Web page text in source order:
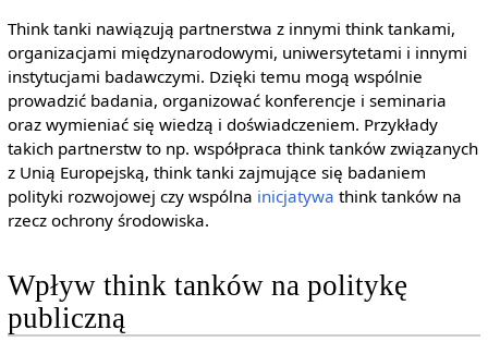
Think tanki nawiązują partnerstwa z innymi think tankami,
organizacjami międzynarodowymi, uniwersytetami i innymi
instytucjami badawczymi. Dzięki temu mogą wspólnie
prowadzić badania, organizować konferencje i seminaria
oraz wymieniać się wiedzą i doświadczeniem. Przykłady
takich partnerstw to np. współpraca think tanków związanych
z Unią Europejską, think tanki zajmujące się badaniem
polityki rozwojowej czy wspólna inicjatywa think tanków na
rzecz ochrony środowiska.
Wpływ think tanków na politykę
publiczną